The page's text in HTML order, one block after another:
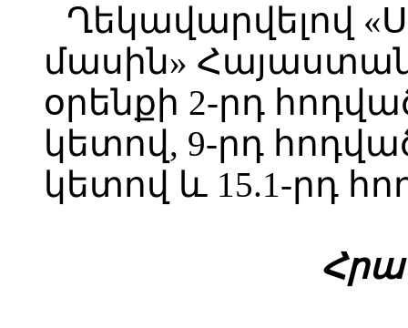
Ղեկավարվելով
մասին»
օրենքի 2-րդ
կետով, 9-րդ
կետով և 15.1-րդ